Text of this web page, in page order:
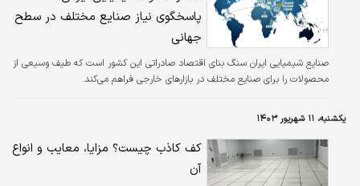
پاسخگوی نیاز صنایع مختلف در سطح
جهانی
صنایع شیمیایی ایران سنگ بنای اقتصاد صادراتی این کشور است که طیف وسیعی از
محصولات را برای صنایع مختلف در بازارهای خارجی فراهم می‌کند.
یکشنبه، ۱۱ شهریور ۱۴۰۳
کف کاذب چیست؟ مزایا، معایب و انواع
آن